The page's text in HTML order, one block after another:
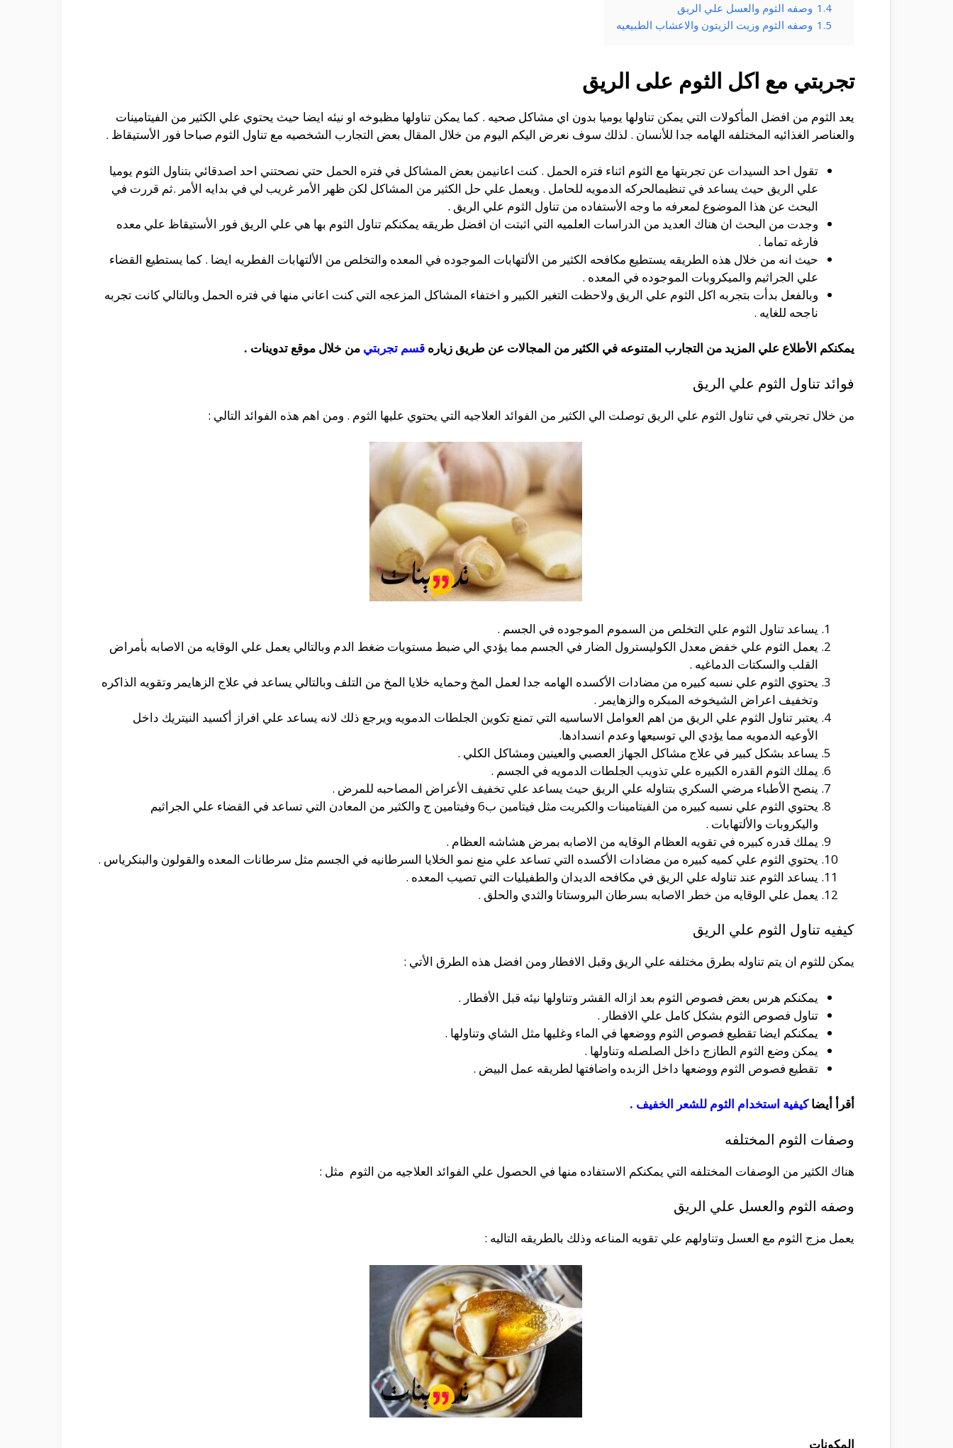
1.4 وصفه الثوم والعسل علي الريق
1.5 وصفه الثوم وزيت الزيتون والاعشاب الطبيعيه
تجربتي مع اكل الثوم على الريق
يعد الثوم من افضل المأكولات التي يمكن تناولها يوميا بدون اي مشاكل صحيه . كما يمكن تناولها مظبوخه او نيئه ايضا حيث يحتوي علي الكثير من الفيتامينات
والعناصر الغذائيه المختلفه الهامه جدا للأنسان . لذلك سوف نعرض اليكم اليوم من خلال المقال بعض التجارب الشخصيه مع تناول الثوم صباحا فور الأستيقاظ .
تقول احد السيدات عن تجربتها مع الثوم اثناء فتره الحمل . كنت اعانيمن بعض المشاكل في فتره الحمل حتي نصحتني احد اصدقائي بتناول الثوم يوميا
علي الريق حيث يساعد في تنظيمالحركه الدمويه للحامل . ويعمل علي حل الكثير من المشاكل لكن ظهر الأمر غريب لي في بدايه الأمر .ثم قررت في
البحث عن هذا الموضوع لمعرفه ما وجه الأستفاده من تناول الثوم علي الريق .
وجدت من البحث ان هناك العديد من الدراسات العلميه التي اثبتت ان افضل طريقه يمكنكم تناول الثوم بها هي علي الريق فور الأستيقاظ علي معده
فارغه تماما .
حيث انه من خلال هذه الطريقه يستطيع مكافحه الكثير من الألتهابات الموجوده في المعده والتخلص من الألتهابات الفطريه ايضا . كما يستطيع القضاء
علي الجراثيم والميكروبات الموجوده في المعده .
وبالفعل بدأت بتجربه اكل الثوم علي الريق ولاحظت التغير الكبير و اختفاء المشاكل المزعجه التي كنت اعاني منها في فتره الحمل وبالتالي كانت تجربه
ناجحه للغايه .
يمكنكم الأطلاع علي المزيد من التجارب المتنوعه في الكثير من المجالات عن طريق زياره قسم تجربتي من خلال موقع تدوينات .
فوائد تناول الثوم علي الريق
من خلال تجربتي في تناول الثوم علي الريق توصلت الي الكثير من الفوائد العلاجيه التي يحتوي عليها الثوم . ومن اهم هذه الفوائد التالي :
يساعد تناول الثوم علي التخلص من السموم الموجوده في الجسم .
يعمل الثوم علي خفض معدل الكوليسترول الضار في الجسم مما يؤدي الي ضبط مستويات ضغط الدم وبالتالي يعمل علي الوقايه من الاصابه بأمراض
القلب والسكتات الدماغيه .
يحتوي الثوم علي نسبه كبيره من مضادات الأكسده الهامه جدا لعمل المخ وحمايه خلايا المخ من التلف وبالتالي يساعد في علاج الزهايمر وتقويه الذاكره
وتخفيف اعراض الشيخوخه المبكره والزهايمر .
يعتبر تناول الثوم علي الريق من اهم العوامل الاساسيه التي تمنع تكوين الجلطات الدمويه ويرجع ذلك لانه يساعد علي افراز أكسيد النيتريك داخل
الأوعيه الدمويه مما يؤدي الي توسيعها وعدم انسدادها.
يساعد بشكل كبير في علاج مشاكل الجهاز العصبي والعينين ومشاكل الكلي .
يملك الثوم القدره الكبيره علي تذويب الجلطات الدمويه في الجسم .
ينصح الأطباء مرضي السكري بتناوله علي الريق حيث يساعد علي تخفيف الأعراض المصاحبه للمرض .
يحتوي الثوم علي نسبه كبيره من الفيتامينات والكبريت مثل فيتامين ب6 وفيتامين ج والكثير من المعادن التي تساعد في القضاء علي الجراثيم
واليكروبات والألتهابات .
يملك قدره كبيره في تقويه العظام الوقايه من الاصابه بمرض هشاشه العظام .
يحتوي الثوم علي كميه كبيره من مضادات الأكسده التي تساعد علي منع نمو الخلايا السرطانيه في الجسم مثل سرطانات المعده والقولون والبنكرياس .
يساعد الثوم عند تناوله علي الريق في مكافحه الديدان والطفيليات التي تصيب المعده .
يعمل علي الوقايه من خطر الاصابه بسرطان البروستاتا والثدي والحلق .
كيفيه تناول الثوم علي الريق
يمكن للثوم ان يتم تناوله بطرق مختلفه علي الريق وقبل الافطار ومن افضل هذه الطرق الأتي :
يمكنكم هرس بعض فصوص الثوم بعد ازاله القشر وتناولها نيئه قبل الأفطار .
تناول فصوص الثوم بشكل كامل علي الافطار .
يمكنكم ايضا تقطيع فصوص الثوم ووضعها في الماء وغليها مثل الشاي وتناولها .
يمكن وضع الثوم الطازج داخل الصلصله وتناولها .
تقطيع فصوص الثوم ووضعها داخل الزبده واضافتها لطريقه عمل البيض .
أقرأ أيضاكيفية استخدام الثوم للشعر الخفيف .
وصفات الثوم المختلفه
هناك الكثير من الوصفات المختلفه التي يمكنكم الاستفاده منها في الحصول علي الفوائد العلاجيه من الثوم مثل :
وصفه الثوم والعسل علي الريق
يعمل مزج الثوم مع العسل وتناولهم علي تقويه المناعه وذلك بالطريقه التاليه :
المكونات